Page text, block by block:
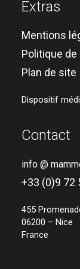
Extras
Mentions
Politique
Plan de site
Dispositif
Contact
info @
+33 (0)9 72
455
06200 – Nice
France